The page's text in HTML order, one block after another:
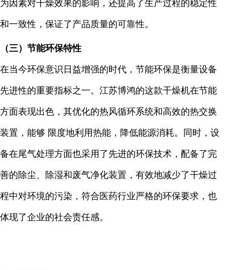
为因素对干燥效果的影响，还提高了生产过程的稳定性
和一致性，保证了产品质量的可靠性。
（三）节能环保特性
在当今环保意识日益增强的时代，节能环保是衡量设备
先进性的重要指标之一。江苏博鸿的这款干燥机在节能
方面表现出色，其优化的热风循环系统和高效的热交换
装置，能够 限度地利用热能，降低能源消耗。同时，设
备在尾气处理方面也采用了先进的环保技术，配备了完
善的除尘、除湿和废气净化装置，有效地减少了干燥过
程中对环境的污染，符合医药行业严格的环保要求，也
体现了企业的社会责任感。